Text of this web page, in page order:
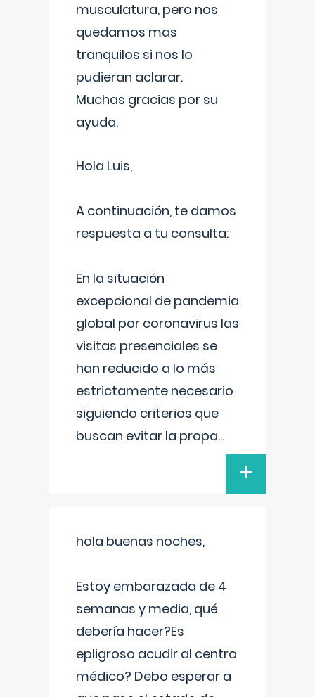
musculatura, pero nos
quedamos mas
tranquilos si nos lo
pudieran aclarar.
Muchas gracias por su
ayuda.
Hola Luis,
A continuación, te damos
respuesta a tu consulta:
En la situación
excepcional de pandemia
global por coronavirus las
visitas presenciales se
han reducido a lo más
estrictamente necesario
siguiendo criterios que
buscan evitar la propa...
+
hola buenas noches,
Estoy embarazada de 4
semanas y media, qué
debería hacer?Es
epligroso acudir al centro
médico? Debo esperar a